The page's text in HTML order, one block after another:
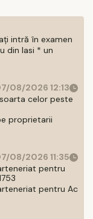
intră în examen
din Iasi * un
08/2026 12:13
celor peste
proprietarii
08/2026 11:35
pentru
pentru Ac